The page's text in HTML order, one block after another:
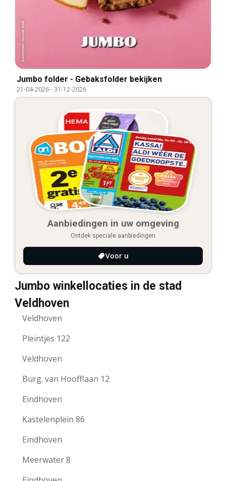
Jumbo folder - Gebaksfolder bekijken
21-04-2026-31-12-2026
Aanbiedingen in uw omgeving
Ontdek speciale aanbiedingen
Voor u
Jumbo winkellocaties in de stad
Veldhoven
Veldhoven
Pleintjes 122
Veldhoven
Burg. van Hoofflaan 12
Eindhoven
Kastelenplein 86
Eindhoven
Meerwater 8